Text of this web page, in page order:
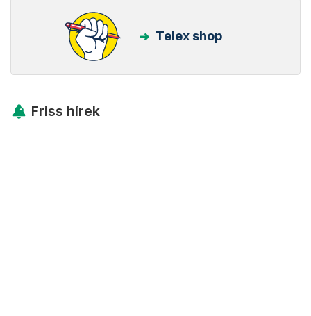
Telex shop
Friss hírek